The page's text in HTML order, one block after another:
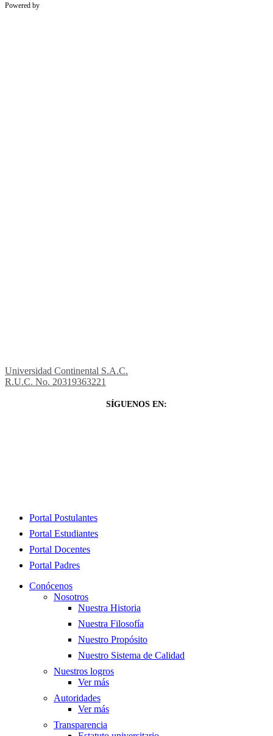
Powered by
Universidad Continental S.A.C.
R.U.C. No. 20319363221
SÍGUENOS EN:
Close
Portal Postulantes
Portal Estudiantes
Portal Docentes
Portal Padres
Conócenos
Nosotros
Nuestra Historia
Nuestra Filosofía
Nuestro Propósito
Nuestro Sistema de Calidad
Nuestros logros
Ver más
Autoridades
Ver más
Transparencia